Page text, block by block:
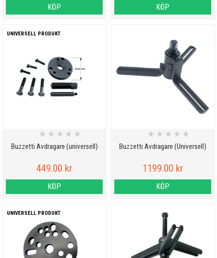
KÖP KÖP
UNIVERSELL PRODUKT
Buzzetti Avdragare (universell)
★ ★ ★ ★ ★
449.00 kr
KÖP
Buzzetti Avdragare (Universell)
★ ★ ★ ★ ★
1199.00 kr
KÖP
UNIVERSELL PRODUKT